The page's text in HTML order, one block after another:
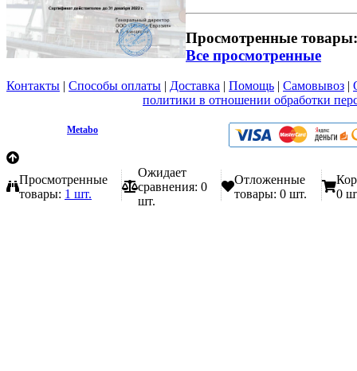
Просмотренные товары:
Все просмотренные
Контакты | Способы оплаты | Доставка | Помощь | Самовывоз |
политики в отношении обработки
Metabo
Просмотренные
товары: 1 шт.
Ожидает
сравнения: 0
шт.
Отложенные
товары: 0 шт.
0